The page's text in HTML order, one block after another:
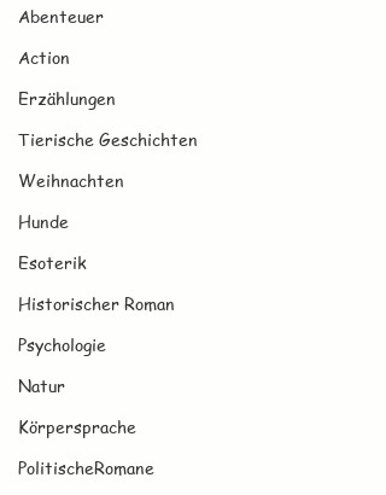
Abenteuer
Action
Erzählungen
Tierische Geschichten
Weihnachten
Hunde
Esoterik
Historischer Roman
Psychologie
Natur
Körpersprache
PolitischeRomane